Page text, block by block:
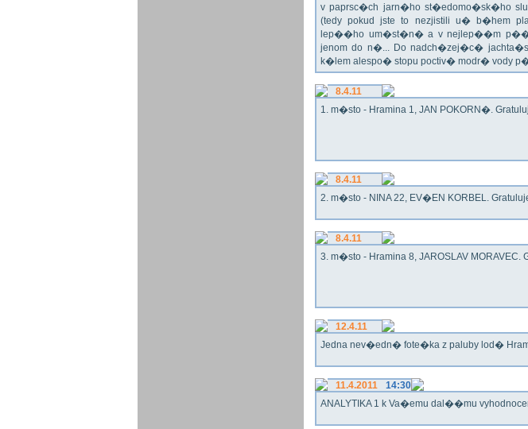
v paprsc�ch jarn�ho st�edomo�sk�ho
(tedy pokud jste to nezjistili u� b�hem
lep��ho um�st�n� a v nejlep��m
jenom do n�... Do nadch�zej�c�
k�lem alespo� stopu poctiv� modr� vody
8.4.11
1. m�sto - Hramina 1, JAN POKORN�.
8.4.11
2. m�sto - NINA 22, EV�EN KORBEL.
8.4.11
3. m�sto - Hramina 8, JAROSLAV MORAVEC.
12.4.11
Jedna nev�edn� fote�ka z paluby lod�
11.4.2011
14:30
ANALYTIKA 1 k Va�emu dal��mu